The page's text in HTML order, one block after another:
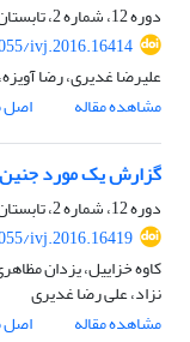
دوره 12، شماره 2، تابستان 1395، صفحه
ivj.2016.16414
علیرضا غدیری، رضا
مشاهده مقاله
اصل
گزارش یک مورد جنین
دوره 12، شماره 2، تابستان 1395، صفحه
ivj.2016.16419
کاوه خزاییل، یزدان
نزاد، علی رضا غدیری
مشاهده مقاله
اصل